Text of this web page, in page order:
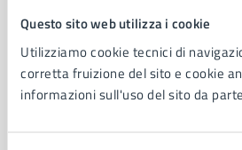
Questo sito web utilizza i cookie
Utilizziamo cookie tecnici di
corretta fruizione del sito e cookie
informazioni sull'uso del sito da
Personale amministrativo
Documenti e dati
Intranet, posta aziendale e protocollo